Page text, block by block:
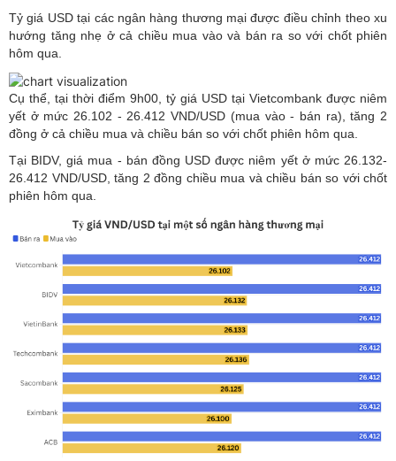
Tỷ giá USD tại các ngân hàng thương mại được điều chỉnh theo xu
hướng tăng nhẹ ở cả chiều mua vào và bán ra so với chốt phiên
hôm qua.
Cụ thể, tại thời điểm 9h00, tỷ giá USD tại Vietcombank được niêm
yết ở mức 26.102 - 26.412 VND/USD (mua vào - bán ra), tăng 2
đồng ở cả chiều mua và chiều bán so với chốt phiên hôm qua.
Tại BIDV, giá mua - bán đồng USD được niêm yết ở mức 26.132-
26.412 VND/USD, tăng 2 đồng chiều mua và chiều bán so với chốt
phiên hôm qua.